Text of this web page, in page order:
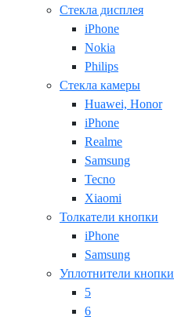
Стекла дисплея
iPhone
Nokia
Philips
Стекла камеры
Huawei, Honor
iPhone
Realme
Samsung
Tecno
Xiaomi
Толкатели кнопки
iPhone
Samsung
Уплотнители кнопки
5
6